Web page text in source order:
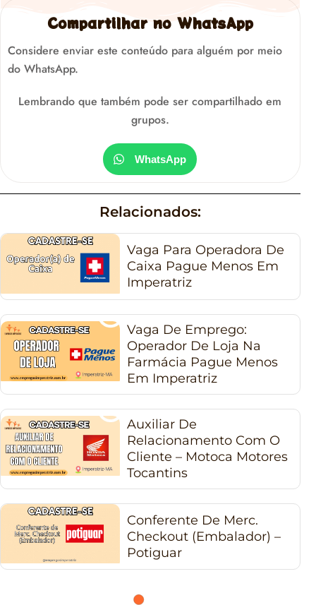
Compartilhar no WhatsApp
Considere enviar este conteúdo para alguém por meio
do WhatsApp.
Lembrando que também pode ser compartilhado em
grupos.
WhatsApp
Relacionados:
Vaga Para Operadora De
Caixa Pague Menos Em
Imperatriz
Vaga De Emprego:
Operador De Loja Na
Farmácia Pague Menos
Em Imperatriz
Auxiliar De
Relacionamento Com O
Cliente – Motoca Motores
Tocantins
Conferente De Merc.
Checkout (Embalador) –
Potiguar